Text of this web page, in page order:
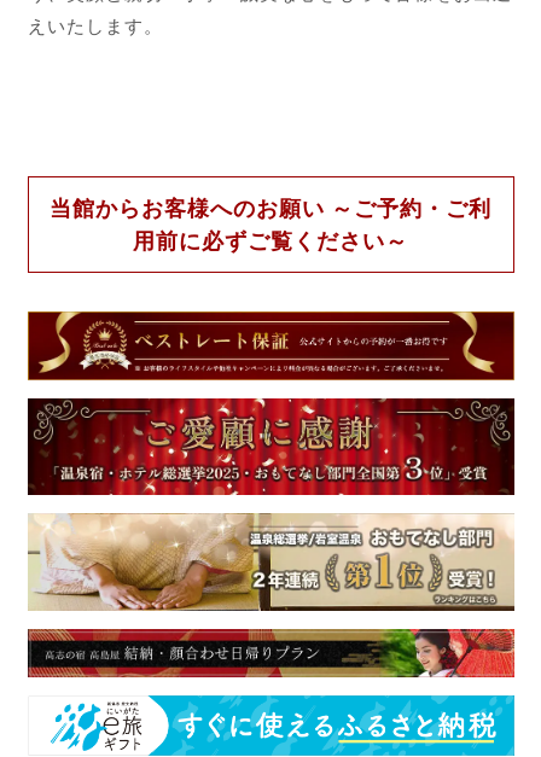
えいたします。
当館からお客様へのお願い ～ご予約・ご利
用前に必ずご覧ください～